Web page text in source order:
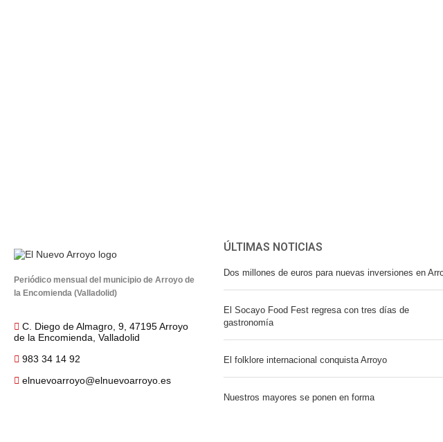
Periódico mensual del municipio de Arroyo de
la Encomienda (Valladolid)
C. Diego de Almagro, 9, 47195 Arroyo
de la Encomienda, Valladolid
983 34 14 92
elnuevoarroyo@elnuevoarroyo.es
ÚLTIMAS NOTICIAS
Dos millones de euros para nuevas inversiones en
El Socayo Food Fest regresa con tres días de
gastronomía
El folklore internacional conquista Arroyo
Nuestros mayores se ponen en forma